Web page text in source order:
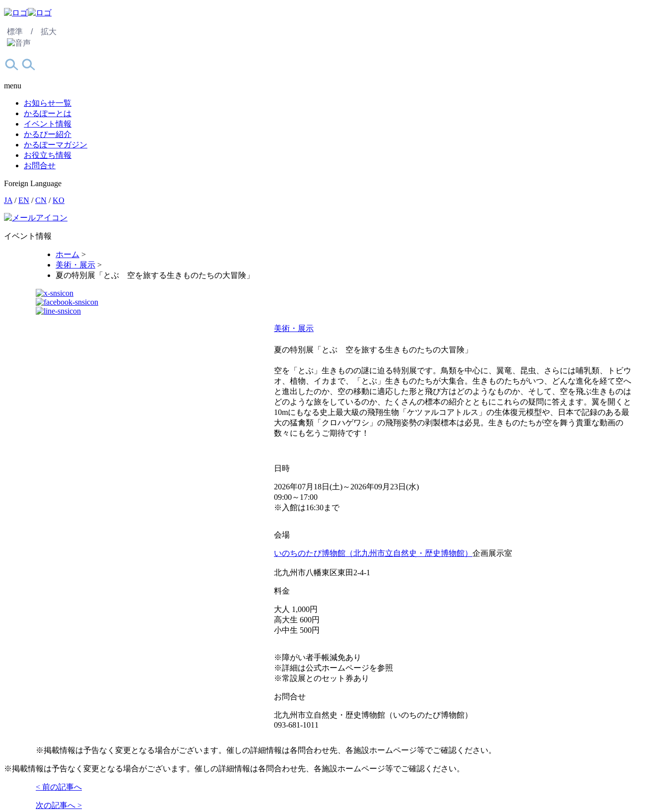
標準 / 拡大
menu
お知らせ一覧
かるぽーとは
イベント情報
かるぴー紹介
かるぽーマガジン
お役立ち情報
お問合せ
Foreign Language
JA /EN /CN /KO
イベント情報
ホーム >
美術・展示 >
夏の特別展「とぶ 空を旅する生きものたちの大冒険」
美術・展示
夏の特別展「とぶ 空を旅する生きものたちの大冒険」
空を「とぶ」生きものの謎に迫る特別展です。鳥類を中心に、翼竜、昆虫、さらには哺乳類、トビウ
オ、植物、イカまで、「とぶ」生きものたちが大集合。生きものたちがいつ、どんな進化を経て空へ
と進出したのか、空の移動に適応した形と飛び方はどのようなものか、そして、空を飛ぶ生きものは
どのような旅をしているのか、たくさんの標本の紹介とともにこれらの疑問に答えます。翼を開くと
10mにもなる史上最大級の飛翔生物「ケツァルコアトルス」の生体復元模型や、日本で記録のある最
大の猛禽類「クロハゲワシ」の飛翔姿勢の剥製標本は必見。生きものたちが空を舞う貴重な動画の
数々にも乞うご期待です！
日時
2026年07月18日(土)～2026年09月23日(水)
09:00～17:00
※入館は16:30まで
会場
いのちのたび博物館（北九州市立自然史・歴史博物館） 企画展示室
北九州市八幡東区東田2-4-1
料金
大人 1,000円
高大生 600円
小中生 500円
※障がい者手帳減免あり
※詳細は公式ホームページを参照
※常設展とのセット券あり
お問合せ
北九州市立自然史・歴史博物館（いのちのたび博物館）
093-681-1011
※掲載情報は予告なく変更となる場合がございます。催しの詳細情報は各問合わせ先、各施設ホームページ等でご確認ください。
※掲載情報は予告なく変更となる場合がございます。催しの詳細情報は各問合わせ先、各施設ホームページ等でご確認ください。
< 前の記事へ
次の記事へ >